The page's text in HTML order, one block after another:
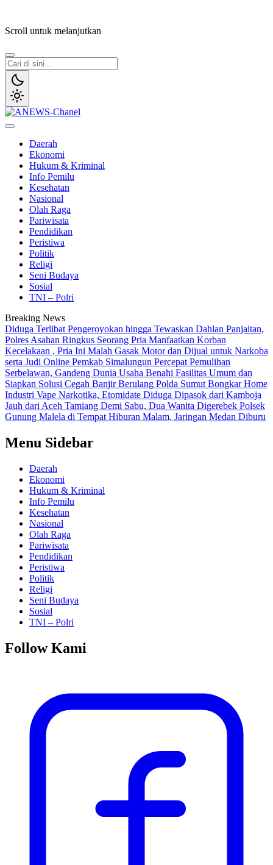
konten
Scroll untuk melanjutkan
Daerah
Ekonomi
Hukum & Kriminal
Info Pemilu
Kesehatan
Nasional
Olah Raga
Pariwisata
Pendidikan
Peristiwa
Politik
Religi
Seni Budaya
Sosial
TNI – Polri
Breaking News
Diduga Terlibat Pengeroyokan hingga Tewaskan Dahlan Panjaitan,
Polres Asahan Ringkus Seorang Pria Manfaatkan Korban
Kecelakaan , Pria Ini Malah Gasak Motor dan Dijual untuk Narkoba
serta Judi Online Pemkab Simalungun Percepat Pemulihan
Serbelawan, Gandeng Dunia Usaha Benahi Fasilitas Umum dan
Siapkan Solusi Cegah Banjir Berulang Polda Sumut Bongkar Home
Industri Vape Narkotika, Etomidate Diduga Dipasok dari Kamboja
Jauh dari Aceh Tamiang Demi Sabu, Dua Wanita Digerebek Polsek
Gunung Malela di Tempat Hiburan Malam, Jaringan Medan Diburu
Menu Sidebar
Daerah
Ekonomi
Hukum & Kriminal
Info Pemilu
Kesehatan
Nasional
Olah Raga
Pariwisata
Pendidikan
Peristiwa
Politik
Religi
Seni Budaya
Sosial
TNI – Polri
Follow Kami